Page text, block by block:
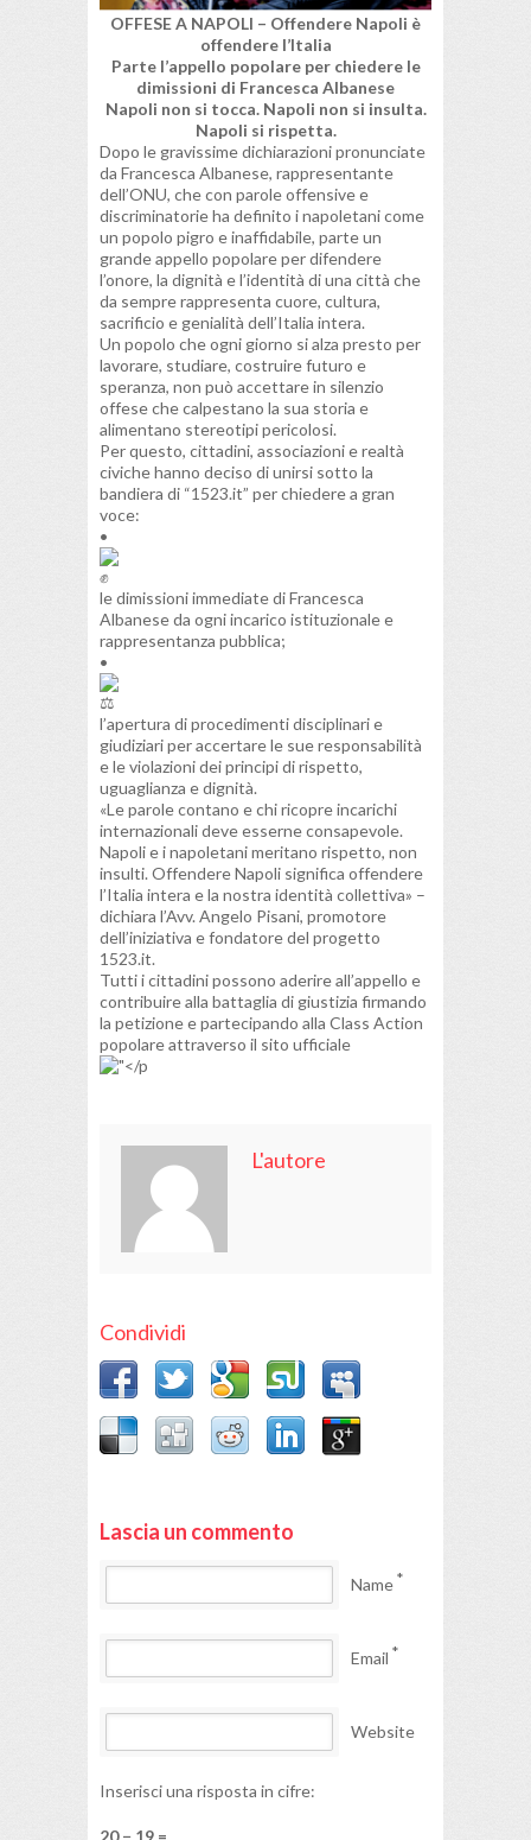
OFFESE A NAPOLI – Offendere Napoli è
offendere l’Italia
Parte l’appello popolare per chiedere le
dimissioni di Francesca Albanese
Napoli non si tocca. Napoli non si insulta.
Napoli si rispetta.
Dopo le gravissime dichiarazioni pronunciate
da Francesca Albanese, rappresentante
dell’ONU, che con parole offensive e
discriminatorie ha definito i napoletani come
un popolo pigro e inaffidabile, parte un
grande appello popolare per difendere
l’onore, la dignità e l’identità di una città che
da sempre rappresenta cuore, cultura,
sacrificio e genialità dell’Italia intera.
Un popolo che ogni giorno si alza presto per
lavorare, studiare, costruire futuro e
speranza, non può accettare in silenzio
offese che calpestano la sua storia e
alimentano stereotipi pericolosi.
Per questo, cittadini, associazioni e realtà
civiche hanno deciso di unirsi sotto la
bandiera di “1523.it” per chiedere a gran
voce:
•
le dimissioni immediate di Francesca
Albanese da ogni incarico istituzionale e
rappresentanza pubblica;
•
l’apertura di procedimenti disciplinari e
giudiziari per accertare le sue responsabilità
e le violazioni dei principi di rispetto,
uguaglianza e dignità.
«Le parole contano e chi ricopre incarichi
internazionali deve esserne consapevole.
Napoli e i napoletani meritano rispetto, non
insulti. Offendere Napoli significa offendere
l’Italia intera e la nostra identità collettiva» –
dichiara l’Avv. Angelo Pisani, promotore
dell’iniziativa e fondatore del progetto
1523.it.
Tutti i cittadini possono aderire all’appello e
contribuire alla battaglia di giustizia firmando
la petizione e partecipando alla Class Action
popolare attraverso il sito ufficiale
L'autore
Condividi
Lascia un commento
Name*
Email *
Website
Inserisci una risposta in cifre:
20 − 19 =